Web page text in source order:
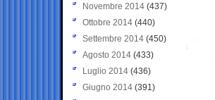
Novembre 2014 (437)
Ottobre 2014 (440)
Settembre 2014 (450)
Agosto 2014 (433)
Luglio 2014 (436)
Giugno 2014 (391)